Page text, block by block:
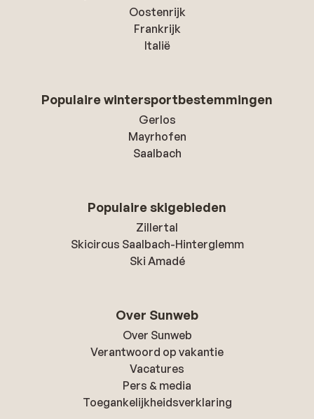
Oostenrijk
Frankrijk
Italië
Populaire wintersportbestemmingen
Gerlos
Mayrhofen
Saalbach
Populaire skigebieden
Zillertal
Skicircus Saalbach-Hinterglemm
Ski Amadé
Over Sunweb
Over Sunweb
Verantwoord op vakantie
Vacatures
Pers & media
Toegankelijkheidsverklaring